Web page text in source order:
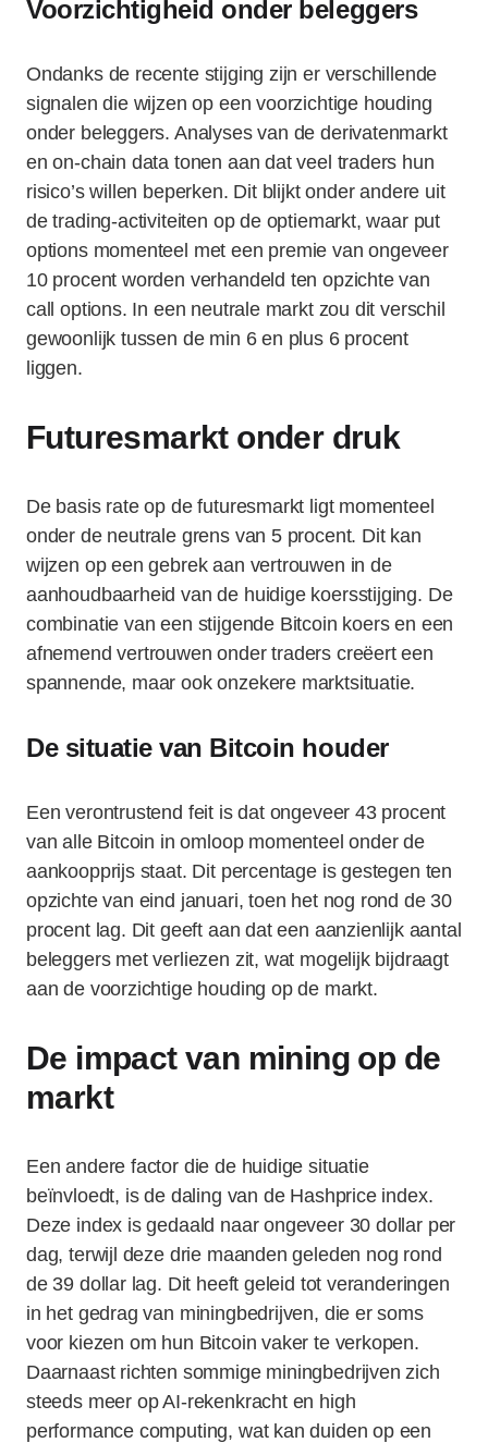
Voorzichtigheid onder beleggers
Ondanks de recente stijging zijn er verschillende
signalen die wijzen op een voorzichtige houding
onder beleggers. Analyses van de derivatenmarkt
en on-chain data tonen aan dat veel traders hun
risico’s willen beperken. Dit blijkt onder andere uit
de trading-activiteiten op de optiemarkt, waar put
options momenteel met een premie van ongeveer
10 procent worden verhandeld ten opzichte van
call options. In een neutrale markt zou dit verschil
gewoonlijk tussen de min 6 en plus 6 procent
liggen.
Futuresmarkt onder druk
De basis rate op de futuresmarkt ligt momenteel
onder de neutrale grens van 5 procent. Dit kan
wijzen op een gebrek aan vertrouwen in de
aanhoudbaarheid van de huidige koersstijging. De
combinatie van een stijgende Bitcoin koers en een
afnemend vertrouwen onder traders creëert een
spannende, maar ook onzekere marktsituatie.
De situatie van Bitcoin houder
Een verontrustend feit is dat ongeveer 43 procent
van alle Bitcoin in omloop momenteel onder de
aankoopprijs staat. Dit percentage is gestegen ten
opzichte van eind januari, toen het nog rond de 30
procent lag. Dit geeft aan dat een aanzienlijk aantal
beleggers met verliezen zit, wat mogelijk bijdraagt
aan de voorzichtige houding op de markt.
De impact van mining op de
markt
Een andere factor die de huidige situatie
beïnvloedt, is de daling van de Hashprice index.
Deze index is gedaald naar ongeveer 30 dollar per
dag, terwijl deze drie maanden geleden nog rond
de 39 dollar lag. Dit heeft geleid tot veranderingen
in het gedrag van miningbedrijven, die er soms
voor kiezen om hun Bitcoin vaker te verkopen.
Daarnaast richten sommige miningbedrijven zich
steeds meer op AI-rekenkracht en high
performance computing, wat kan duiden op een